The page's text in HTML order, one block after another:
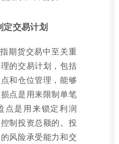
定交易计划
期货交易中至关重
的交易计划，包括
和仓位管理，能够
点是用来限制单笔
点是用来锁定利润
制投资总额的。投
风险承受能力和交